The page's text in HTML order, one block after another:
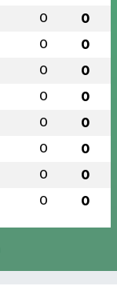
0 0
0 0
0 0
0 0
0 0
0 0
0 0
0 0